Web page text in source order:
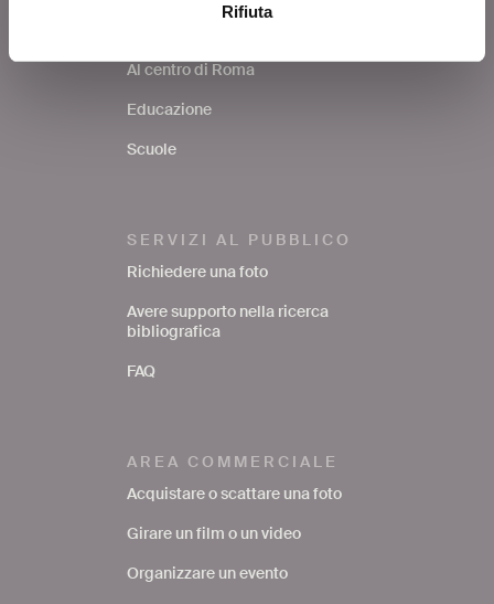
Rifiuta
Al centro di Roma
Educazione
Scuole
SERVIZI AL PUBBLICO
Richiedere una foto
Avere supporto nella ricerca
bibliografica
FAQ
AREA COMMERCIALE
Acquistare o scattare una foto
Girare un film o un video
Organizzare un evento